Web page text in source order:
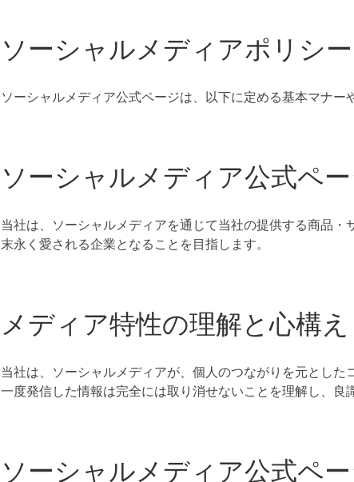
ソーシャルメディアポリシー
ソーシャルメディア公式ページは、以下に定める基本マナー
ソーシャルメディア公式ペ
当社は、ソーシャルメディアを通じて当社の提供する商品
末永く愛される企業となることを目指します。
メディア特性の理解と心構え
当社は、ソーシャルメディアが、個人のつながりを元とし
一度発信した情報は完全には取り消せないことを理解し、良
ソーシャルメディア公式ペ